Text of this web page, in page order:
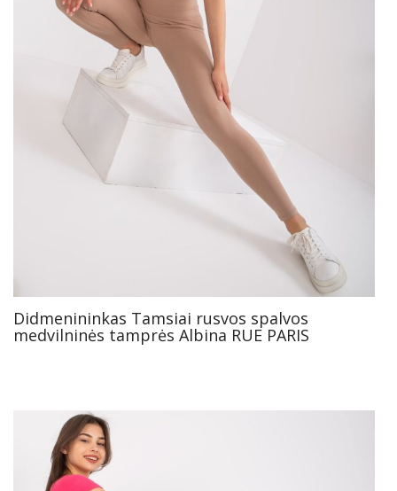
Didmenininkas Tamsiai rusvos spalvos
medvilninės tamprės Albina RUE PARIS